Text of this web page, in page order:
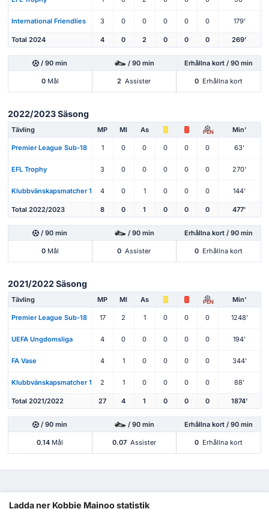
International Friendlies 3 0 0 0 0 0 179'
Total 2024 4 0 2 0 0 0 269'
/ 90 min / 90 min Erhållna kort / 90 min
0Mål 2 Assister 0 Erhållna kort
2022/2023 Säsong
Tävling MP Ml As PEN Min'
Premier League Sub-18 1 0 0 0 0 0 63'
EFL Trophy 3 0 0 0 0 0 270'
Klubbvänskapsmatcher 1 4 0 1 0 0 0 144'
Total 2022/2023 8 0 1 0 0 0 477'
/ 90 min / 90 min Erhållna kort / 90 min
0Mål 0 Assister 0 Erhållna kort
2021/2022 Säsong
Tävling MP Ml As PEN Min'
Premier League Sub-18 17 2 1 0 0 0 1248'
UEFA Ungdomsliga 4 0 0 0 0 0 194'
FA Vase 4 1 0 0 0 0 344'
Klubbvänskapsmatcher 1 2 1 0 0 0 0 88'
Total 2021/2022 27 4 1 0 0 0 1874'
/ 90 min / 90 min Erhållna kort / 90 min
0.14 Mål 0.07 Assister 0 Erhållna kort
Ladda ner Kobbie Mainoo statistik